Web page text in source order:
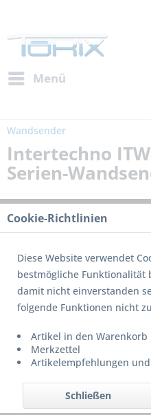
Menü
Wandsender
Intertechno
Serien-
Cookie-Richtlinien
Diese Website verwendet
bestmögliche Funktionalität
damit nicht einverstanden
folgende Funktionen nicht
Artikel in den Warenkorb
Merkzettel
Artikelempfehlungen
Schließen